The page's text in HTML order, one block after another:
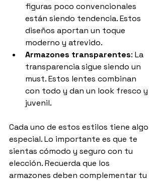
figuras poco convencionales
están siendo tendencia. Estos
diseños aportan un toque
moderno y atrevido.
Armazones transparentes: La
transparencia sigue siendo un
must. Estos lentes combinan
con todo y dan un look fresco y
juvenil.
Cada uno de estos estilos tiene algo
especial. Lo importante es que te
sientas cómodo y seguro con tu
elección. Recuerda que los
armazones deben complementar tu